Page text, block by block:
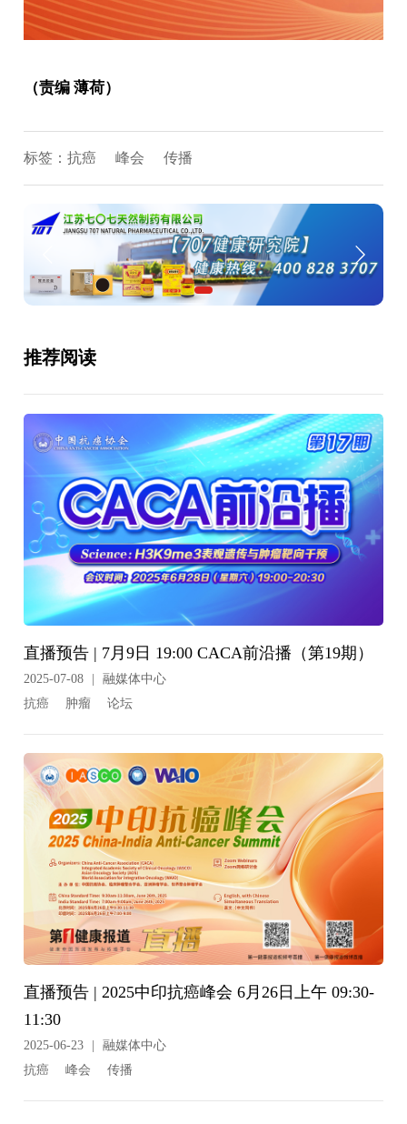
（责编 薄荷）
标签：抗癌 峰会 传播
推荐阅读
直播预告 | 7月9日 19:00 CACA前沿播（第19期）
2025-07-08
融媒体中心
抗癌
肿瘤 论坛
直播预告 | 2025中印抗癌峰会 6月26日上午 09:30-
11:30
2025-06-23
融媒体中心
抗癌
峰会 传播